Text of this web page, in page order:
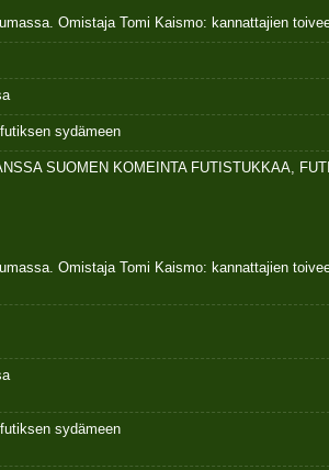
Omistaja Tomi Kaismo: kannattajien
sydämeen
SUOMEN KOMEINTA FUTISTUKKAA,
Omistaja Tomi Kaismo: kannattajien
sydämeen